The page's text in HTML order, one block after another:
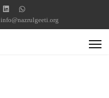
info@nazrulgeeti.org